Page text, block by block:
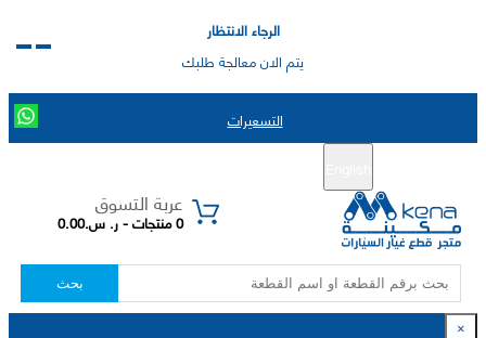
الرجاء الانتظار
يتم الان معالجة طلبك
التسعيرات
عربة التسوق
0 منتجات - ر. س.0.00
بحث
×